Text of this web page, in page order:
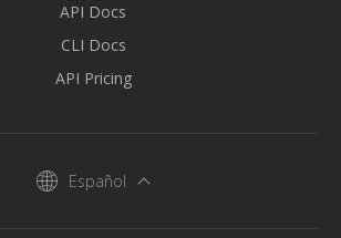
API Docs
CLI Docs
API Pricing
Español